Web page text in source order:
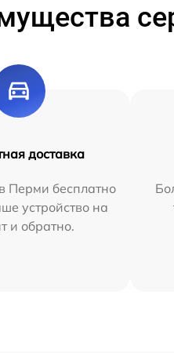
доставка
Перми бесплатно
устройство на
и обратно.